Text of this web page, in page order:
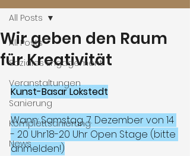
All Posts
Soziales Engagement
Veranstaltungen
Sanierung
Komplettsanierung
News
All Posts
Wir geben den Raum
für Kreativität
Kunst-Basar Lokstedt
Wann: Samstag, 7. Dezember von 14
- 20 Uhr18-20 Uhr Open Stage (bitte
anmelden!)